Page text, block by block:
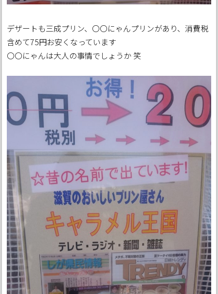
デザートも三成プリン、〇〇にゃんプリンがあり、消費税
含めて75円お安くなっています
〇〇にゃんは大人の事情でしょうか 笑